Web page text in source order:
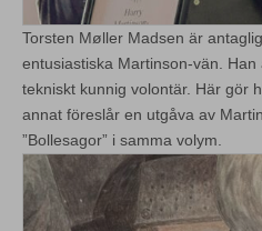
Torsten Møller Madsen är
entusiastiska Martinson-vän.
tekniskt kunnig volontär. Här gör
annat föreslår en utgåva av
”Bollesagor” i samma volym.